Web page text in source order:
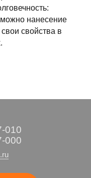
нанесение
свойства в
010
000